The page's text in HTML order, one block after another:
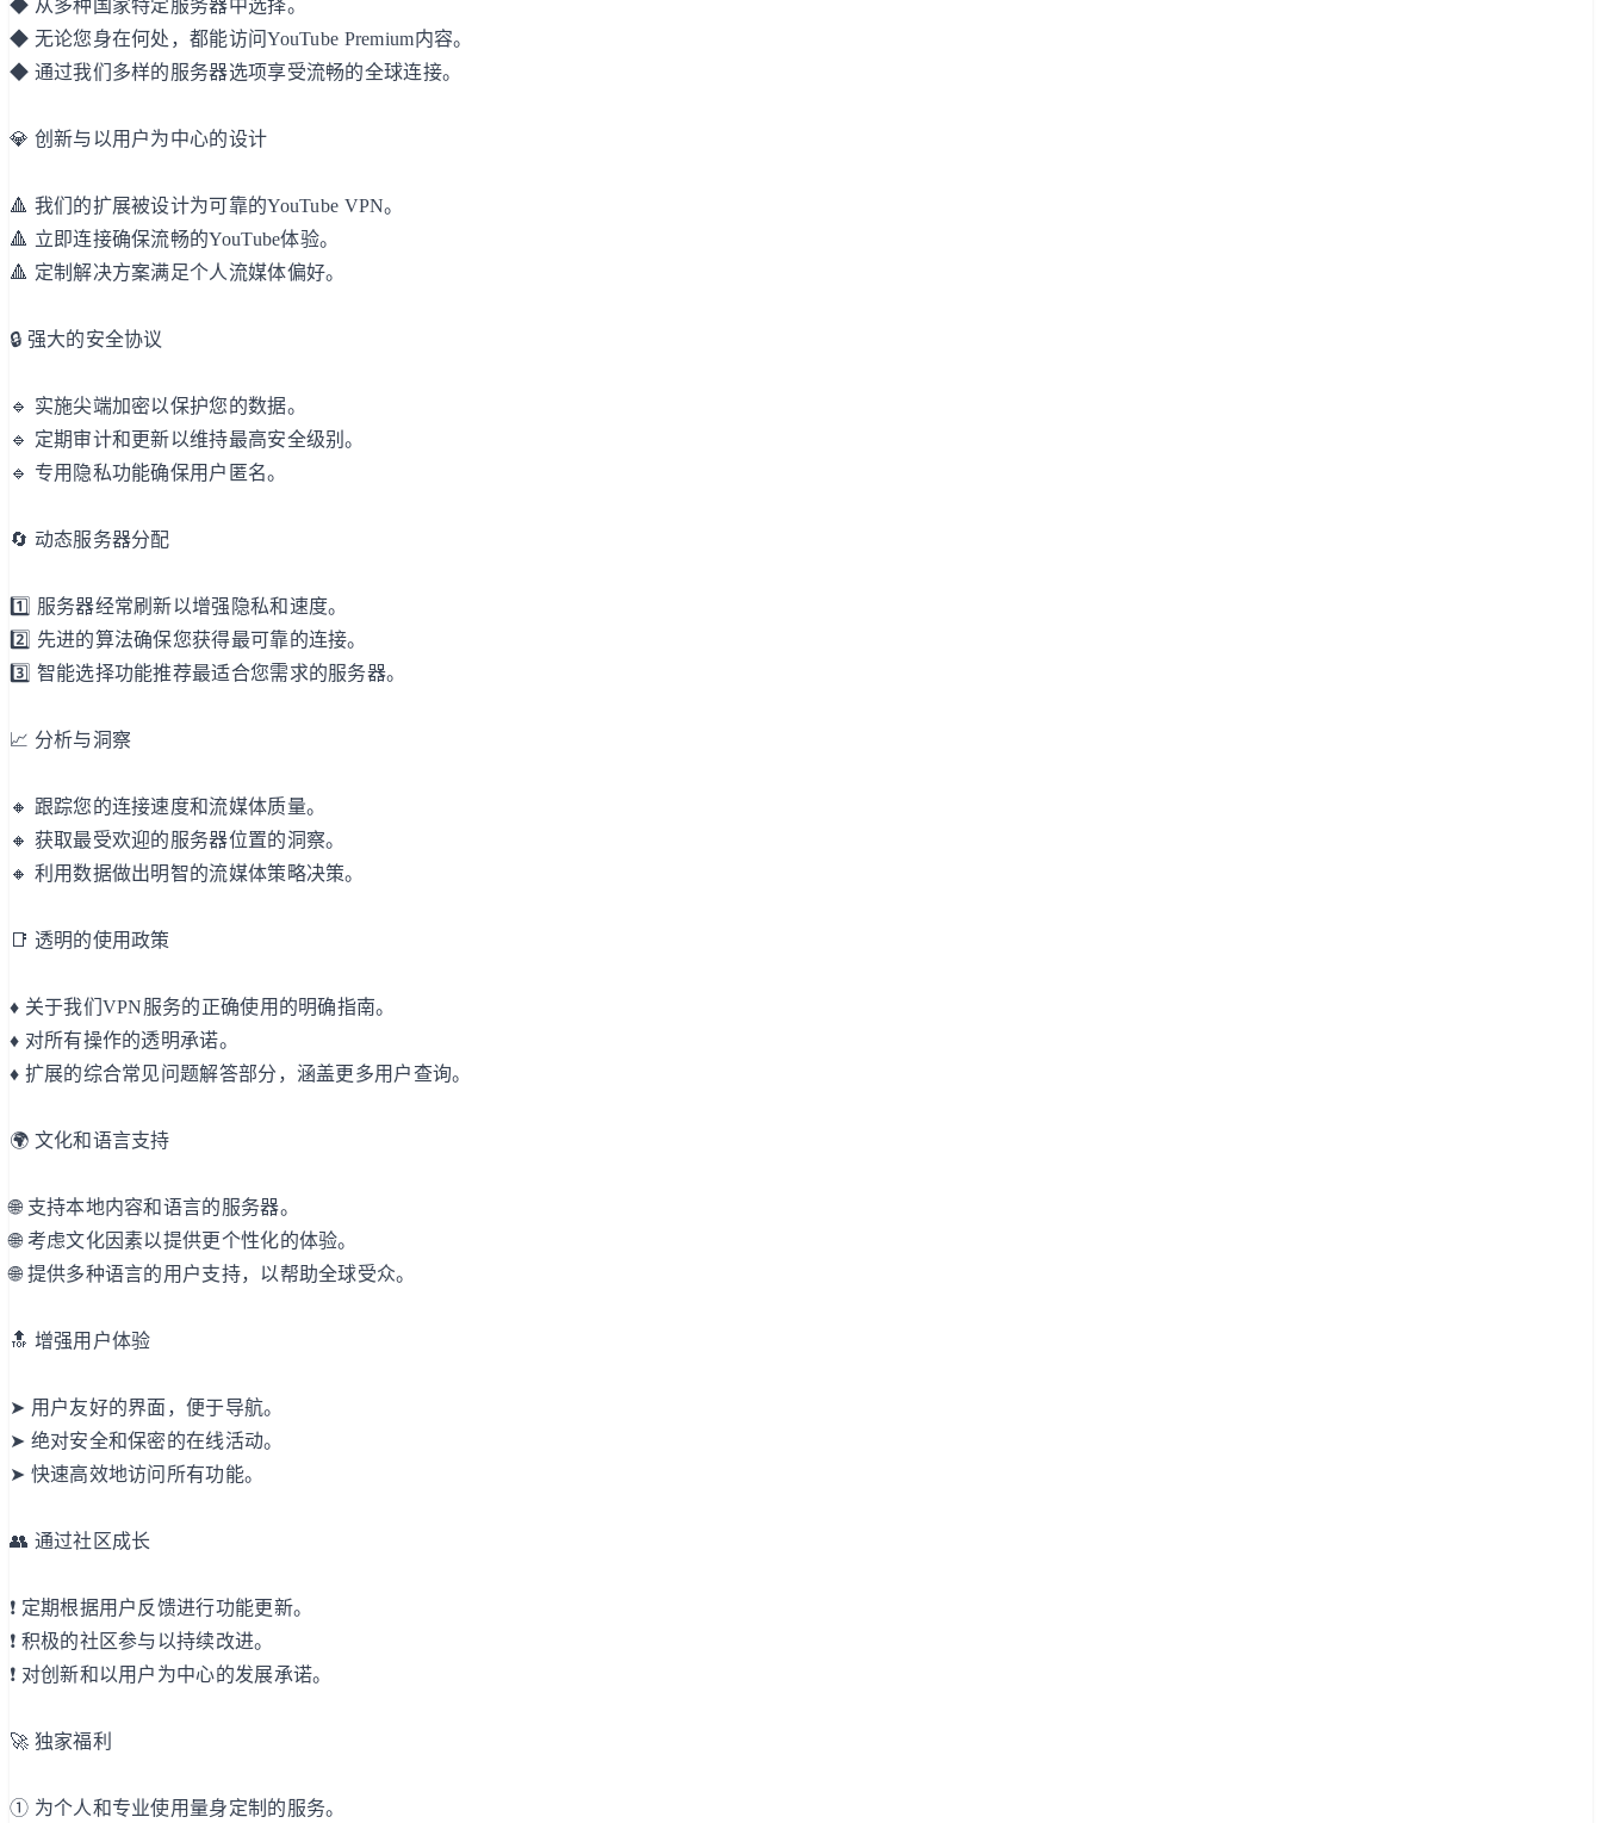
◆ 从多种国家特定服务器中选择。
◆ 无论您身在何处，都能访问YouTube Premium内容。
◆ 通过我们多样的服务器选项享受流畅的全球连接。
💎 创新与以用户为中心的设计
🔺 我们的扩展被设计为可靠的YouTube VPN。
🔺 立即连接确保流畅的YouTube体验。
🔺 定制解决方案满足个人流媒体偏好。
🔒 强大的安全协议
🔹 实施尖端加密以保护您的数据。
🔹 定期审计和更新以维持最高安全级别。
🔹 专用隐私功能确保用户匿名。
🔄 动态服务器分配
1️⃣ 服务器经常刷新以增强隐私和速度。
2️⃣ 先进的算法确保您获得最可靠的连接。
3️⃣ 智能选择功能推荐最适合您需求的服务器。
📈 分析与洞察
🔸 跟踪您的连接速度和流媒体质量。
🔸 获取最受欢迎的服务器位置的洞察。
🔸 利用数据做出明智的流媒体策略决策。
📑 透明的使用政策
♦️ 关于我们VPN服务的正确使用的明确指南。
♦️ 对所有操作的透明承诺。
♦️ 扩展的综合常见问题解答部分，涵盖更多用户查询。
🌍 文化和语言支持
🌐 支持本地内容和语言的服务器。
🌐 考虑文化因素以提供更个性化的体验。
🌐 提供多种语言的用户支持，以帮助全球受众。
🔝 增强用户体验
➤ 用户友好的界面，便于导航。
➤ 绝对安全和保密的在线活动。
➤ 快速高效地访问所有功能。
👥 通过社区成长
❗️ 定期根据用户反馈进行功能更新。
❗️ 积极的社区参与以持续改进。
❗️ 对创新和以用户为中心的发展承诺。
🚀 独家福利
① 为个人和专业使用量身定制的服务。